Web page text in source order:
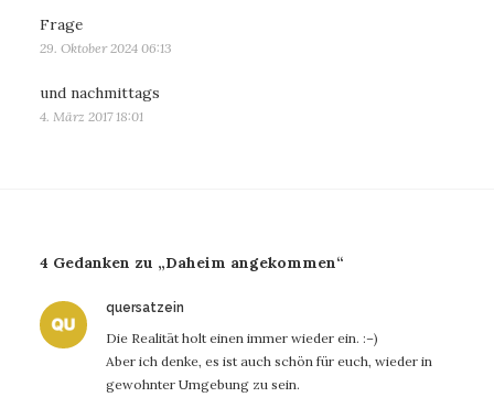
Frage
29. Oktober 2024 06:13
und nachmittags
4. März 2017 18:01
4 Gedanken zu „Daheim angekommen“
quersatzein
Die Realität holt einen immer wieder ein. :–)
Aber ich denke, es ist auch schön für euch, wieder in
gewohnter Umgebung zu sein.